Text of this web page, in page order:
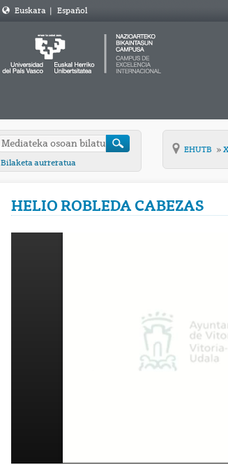
Euskara | Español
Bilaketa aurreratua
EHUTB
HELIO ROBLEDA CABEZAS